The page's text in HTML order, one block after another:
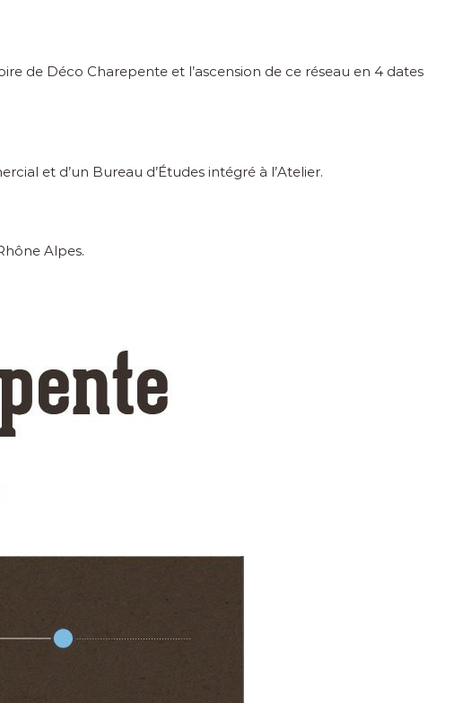
de Déco Charepente et l’ascension de ce réseau en 4 dates
et d’un Bureau d’Études intégré à l’Atelier.
Alpes.